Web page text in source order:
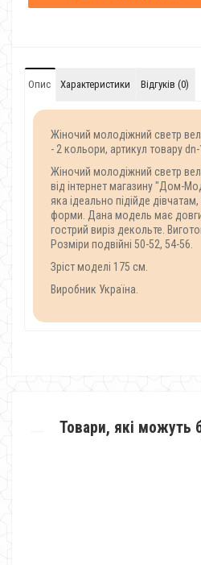
Опис Характеристики Відгуків (0)
Жіночий молодіжний светр
- 2 кольори, артикул товару
Жіночий молодіжний светр
від інтернет магазину "Дом-
яка ідеально підійде
форми. Дана модель має
гострий виріз декольте.
Розміри подвійні 50-52, 54-56.
Зріст моделі 175 см.
Виробник Україна.
Товари, які можуть